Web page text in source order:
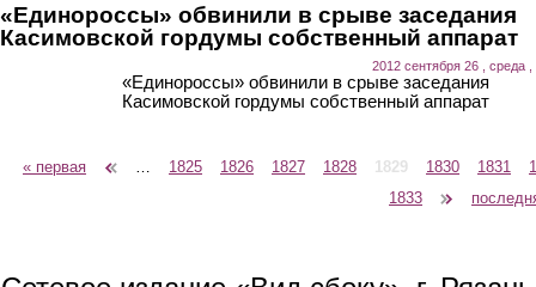
«Единороссы» обвинили в срыве заседания
Касимовской гордумы собственный аппарат
2012 сентября 26 , среда ,
«Единороссы» обвинили в срыве заседания
Касимовской гордумы собственный аппарат
Страницы
« первая 1825 1826 1827 1828 1829 1830 1831
1833